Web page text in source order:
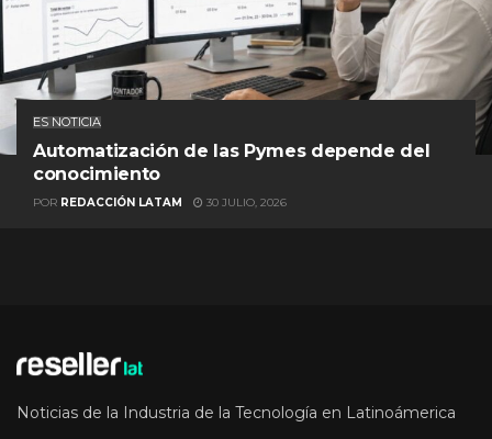
ES NOTICIA
Automatización de las Pymes depende del
conocimiento
POR REDACCIÓN LATAM 30 JULIO, 2026
Noticias de la Industria de la Tecnología en Latinoámerica